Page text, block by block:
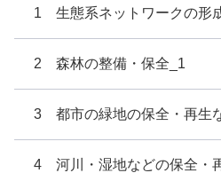
1 生態系ネットワークの形
2 森林の整備・保全_1
3 都市の緑地の保全・再生
4 河川・湿地などの保全・